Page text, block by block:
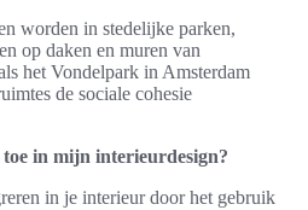
worden in stedelijke parken,
op daken en muren van
het Vondelpark in Amsterdam
de sociale cohesie
in mijn interieurdesign?
in je interieur door het gebruik